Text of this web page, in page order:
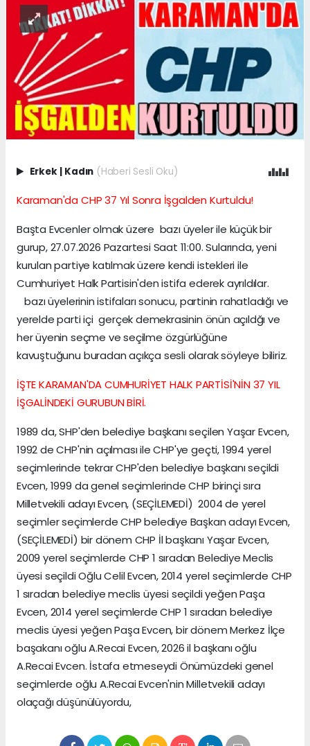
Erkek | Kadın (Haberi Sesli Oku)
Karaman'da CHP 37 Yıl Sonra İşgalden Kurtuldu!
Başta Evcenler olmak üzere bazı üyeler ile küçük bir
gurup, 27.07.2026 Pazartesi Saat 11:00. Sularında, yeni
kurulan partiye katılmak üzere kendi istekleri ile
Cumhuriyet Halk Partisin'den istifa ederek ayrıldılar.
bazı üyelerinin istifaları sonucu, partinin rahatladığı ve
yerelde parti içi gerçek demekrasinin önün açıldğı ve
her üyenin seçme ve seçilme özgürlüğüne
kavuştuğunu buradan açıkça sesli olarak söyleye biliriz.
İŞTE KARAMAN'DA CUMHURİYET HALK PARTİSİ'NİN 37 YIL
İŞGALİNDEKİ GURUBUN BİRİ.
1989 da, SHP'den belediye başkanı seçilen Yaşar Evcen,
1992 de CHP'nin açılması ile CHP'ye geçti, 1994 yerel
seçimlerinde tekrar CHP'den belediye başkanı seçildi
Evcen, 1999 da genel seçimlerinde CHP birinçi sıra
Milletvekili adayı Evcen, (SEÇİLEMEDİ) 2004 de yerel
seçimler seçimlerde CHP belediye Başkan adayı Evcen,
(SEÇİLEMEDİ) bir dönem CHP İl başkanı Yaşar Evcen,
2009 yerel seçimlerde CHP 1 sıradan Belediye Meclis
üyesi seçildi Oğlu Celil Evcen, 2014 yerel seçimlerde CHP
1 sıradan belediye meclis üyesi seçildi yeğen Paşa
Evcen, 2014 yerel seçimlerde CHP 1 sıradan belediye
meclis üyesi yeğen Paşa Evcen, bir dönem Merkez İlçe
başakanı oğlu A.Recai Evcen, 2026 il başkanı oğlu
A.Recai Evcen. İstafa etmeseydi Önümüzdeki genel
seçimlerde oğlu A.Recai Evcen'nin Milletvekili adayı
olaçağı düşünülüyordu,